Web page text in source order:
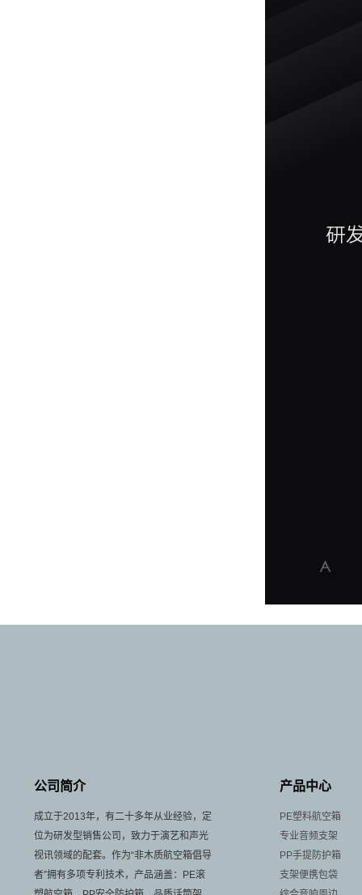
公司简介
成立于2013年，有二十多年从业经验，定
位为研发型销售公司，致力于演艺和声光
视讯领域的配套。作为“非木质航空箱倡导
者”拥有多项专利技术，产品涵盖：PE滚
产品中心
PE塑料航空箱
专业音频支架
PP手提防护箱
支架便携包袋